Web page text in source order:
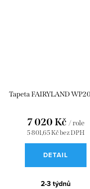
Tapeta FAIRYLAND
5 801,65 Kč bez DPH
7 020 Kč / role
DETAIL
2-3 týdnů